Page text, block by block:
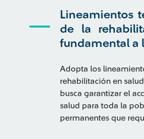
Lineamientos
de la
fundamental a
Adopta los
rehabilitación en
busca garantizar el
salud para toda la
permanentes que